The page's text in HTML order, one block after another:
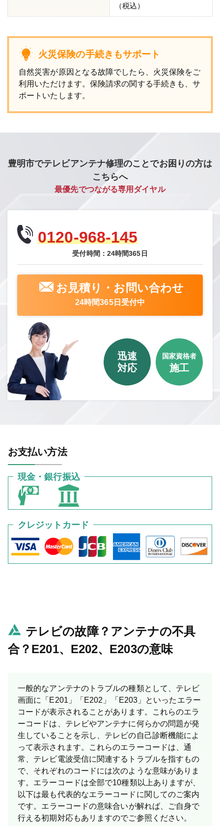
（税込）
火災保険の手続きもサポート
自然災害が原因となる故障でしたら、火災保険をご
利用いただけます。保険請求の関する手続きも、サ
ポートいたします。
豊明市でテレビアンテナ修理のことでお困りの方は
こちらへ
最優先でつながる専用ダイヤル
0120-968-145
受付時間：24時間365日
お見積り・お問い合わせ
24時間365日受付中
迅速
対応
国家資格者
施工
お支払い方法
現金・銀行振込
クレジットカード
テレビの故障？アンテナの不具
合？E201、E202、E203の意味
一般的なアンテナのトラブルの種類として、テレビ
画面に「E201」「E202」「E203」といったエラー
コードが表示されることがあります。これらのエラ
ーコードは、テレビやアンテナに何らかの問題が発
生していることを示し、テレビの自己診断機能によ
って表示されます。これらのエラーコードは、通
常、テレビ電波受信に関連するトラブルを指すもの
で、それぞれのコードには次のような意味がありま
す。エラーコードは全部で10種類以上ありますが、
以下は最も代表的なエラーコードに関してのご案内
です。 エラーコードの意味合いが解れば、ご自身で
行える初期対応もあリますのでご参照ください。